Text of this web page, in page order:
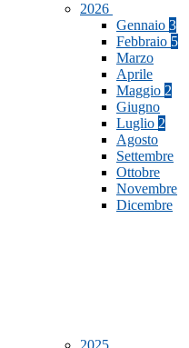
2026
Gennaio 3
Febbraio 5
Marzo
Aprile
Maggio 2
Giugno
Luglio 2
Agosto
Settembre
Ottobre
Novembre
Dicembre